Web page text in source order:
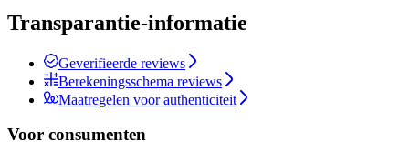
Transparantie-informatie
Geverifieerde reviews
Berekeningsschema reviews
Maatregelen voor authenticiteit
Voor consumenten